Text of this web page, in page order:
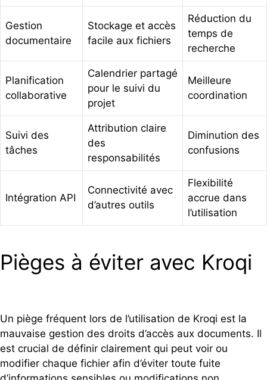
Gestion
documentaire
Stockage et accès
facile aux fichiers
Réduction du
temps de
recherche
Planification
collaborative
Calendrier partagé
pour le suivi du
projet
Meilleure
coordination
Suivi des
tâches
Attribution claire
des
responsabilités
Diminution des
confusions
Intégration API
Connectivité avec
d’autres outils
Flexibilité
accrue dans
l’utilisation
Pièges à éviter avec Kroqi
Un piège fréquent lors de l’utilisation de Kroqi est la
mauvaise gestion des droits d’accès aux documents. Il
est crucial de définir clairement qui peut voir ou
modifier chaque fichier afin d’éviter toute fuite